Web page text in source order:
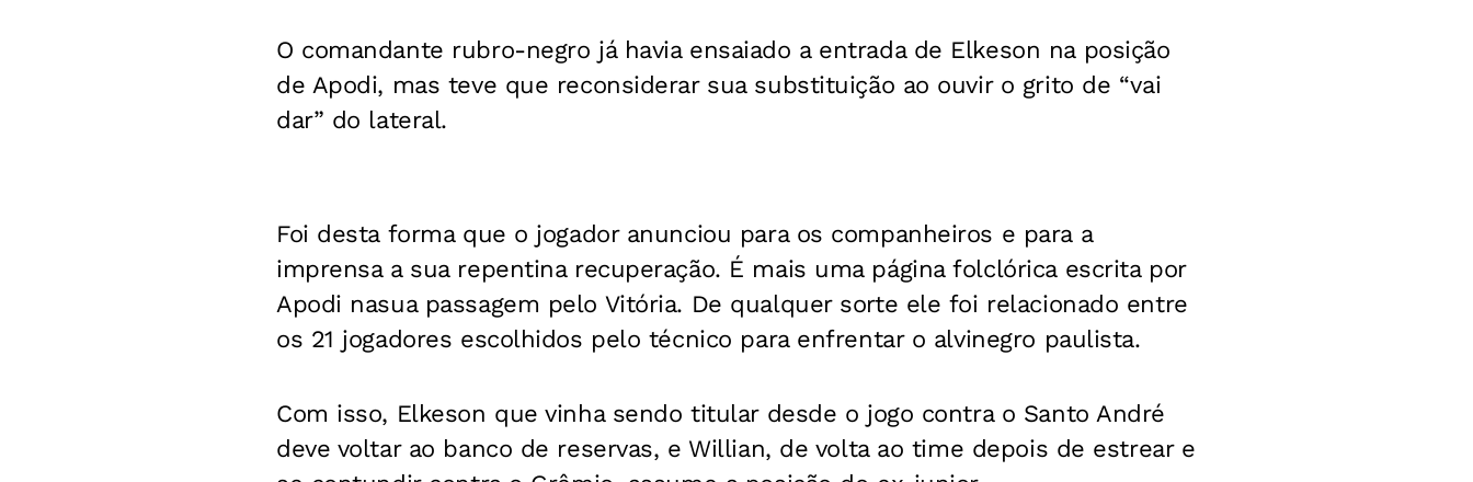
O comandante rubro-negro já havia ensaiado a entrada de Elkeson na posição
de Apodi, mas teve que reconsiderar sua substituição ao ouvir o grito de “vai
dar” do lateral.
Foi desta forma que o jogador anunciou para os companheiros e para a
imprensa a sua repentina recuperação. É mais uma página folclórica escrita por
Apodi nasua passagem pelo Vitória. De qualquer sorte ele foi relacionado entre
os 21 jogadores escolhidos pelo técnico para enfrentar o alvinegro paulista.
Com isso, Elkeson que vinha sendo titular desde o jogo contra o Santo André
deve voltar ao banco de reservas, e Willian, de volta ao time depois de estrear e